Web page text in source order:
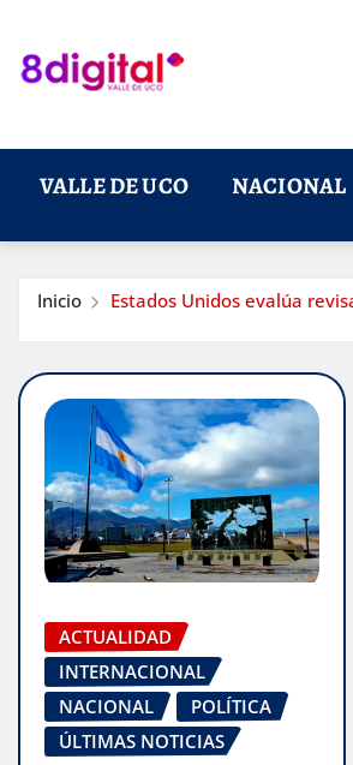
contenido
VALLE DE UCO NACIONAL
Inicio Estados Unidos evalúa
ACTUALIDAD
INTERNACIONAL
NACIONAL
POLÍTICA
ÚLTIMAS NOTICIAS